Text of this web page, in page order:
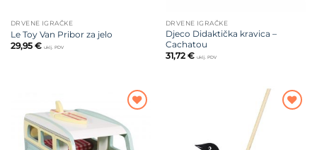
DRVENE IGRAČKE
Le Toy Van Pribor za jelo
29,95 € uklj. PDV
DRVENE IGRAČKE
Djeco Didaktička kravica –
Cachatou
31,72 € uklj. PDV
na listu
želja